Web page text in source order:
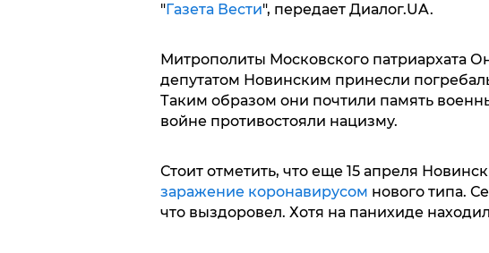
"Газета Вести", передает Диалог.UA.
Митрополиты Московского патриархата
депутатом Новинским принесли
Таким образом они почтили память
войне противостояли нацизму.
Стоит отметить, что еще 15 апреля
заражение коронавирусом нового типа.
что выздоровел. Хотя на панихиде